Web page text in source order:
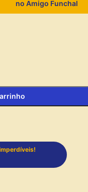
no Amigo Funchal